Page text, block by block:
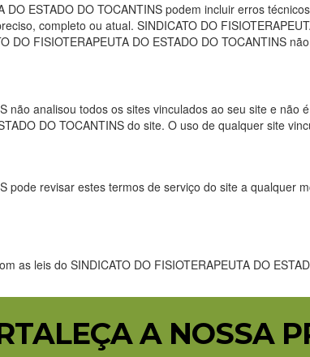
ESTADO DO TOCANTINS podem incluir erros
completo ou atual. SINDICATO DO
FISIOTERAPEUTA DO ESTADO DO TOCANTINS
não analisou todos os sites vinculados ao seu site e
DO TOCANTINS do site. O uso de qualquer site
pode revisar estes termos de serviço do site a
as leis do SINDICATO DO FISIOTERAPEUTA DO
A NOSSA